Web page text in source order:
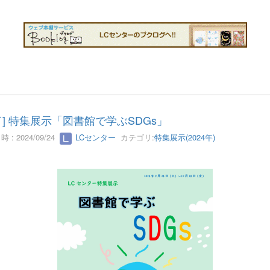
特集展示「図書館で学ぶSDGs」
: 2024/09/24 LCセンター カテゴリ:特集展示(2024年)